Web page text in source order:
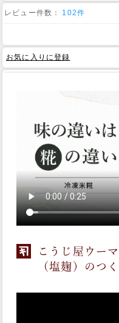
Site
レビュー件数： 102件
お気に入りに登録
こうじ屋ウー
（塩麹）のつ